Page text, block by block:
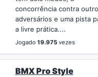
concorrência contra
adversários e uma pista
a livre prática....
Jogado 19.975vezes
BMX Pro Style